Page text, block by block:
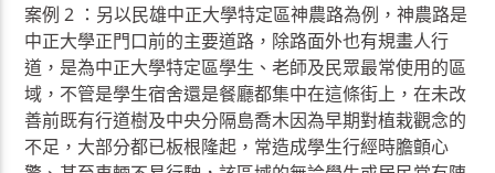
案例 2 ：另以民雄中正大學特定區神農路為例，神農路是
中正大學正門口前的主要道路，除路面外也有規畫人行
道，是為中正大學特定區學生、老師及民眾最常使用的區
域，不管是學生宿舍還是餐廳都集中在這條街上，在未改
善前既有行道樹及中央分隔島喬木因為早期對植栽觀念的
不足，大部分都已板根隆起，常造成學生行經時膽顫心